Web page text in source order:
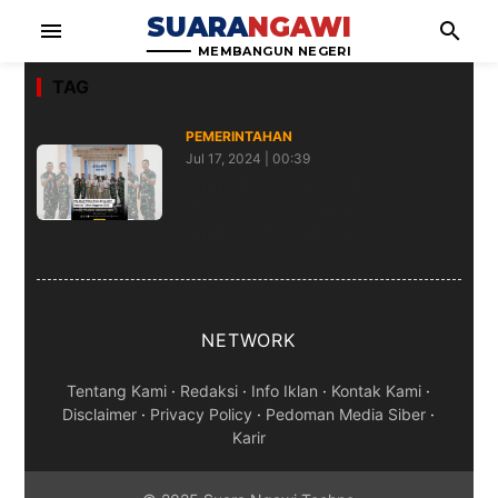
menu SUARANGAWI
MEMBANGUN NEGERI
search
TAG
PEMERINTAHAN
Jul 17, 2024 | 00:39
NETWORK
Tentang Kami · Redaksi · Info Iklan · Kontak Kami ·
Disclaimer · Privacy Policy · Pedoman Media Siber ·
Karir